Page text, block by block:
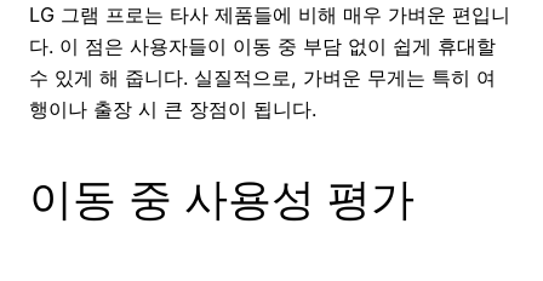
LG 그램 프로는 타사 제품들에 비해 매우 가벼운 편입니
다. 이 점은 사용자들이 이동 중 부담 없이 쉽게 휴대할
수 있게 해 줍니다. 실질적으로, 가벼운 무게는 특히 여
행이나 출장 시 큰 장점이 됩니다.
이동 중 사용성 평가